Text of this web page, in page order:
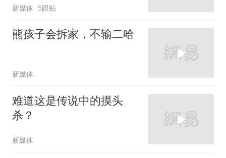
新媒体 5跟贴
熊孩子会拆家，不输二哈
新媒体
难道这是传说中的摸头
杀？
新媒体